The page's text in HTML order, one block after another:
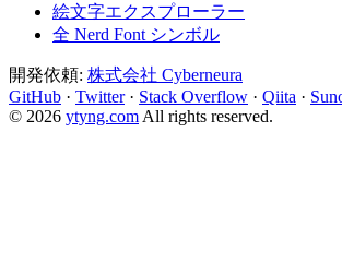
絵文字エクスプローラー
全 Nerd Font シンボル
開発依頼: 株式会社 Cyberneura
GitHub · Twitter · Stack Overflow · Qiita ·
© 2026 ytyng.com All rights reserved.